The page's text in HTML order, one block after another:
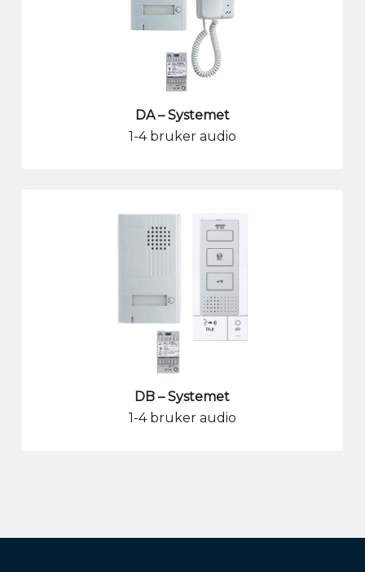
DA – Systemet
1-4 bruker audio
DB – Systemet
1-4 bruker audio